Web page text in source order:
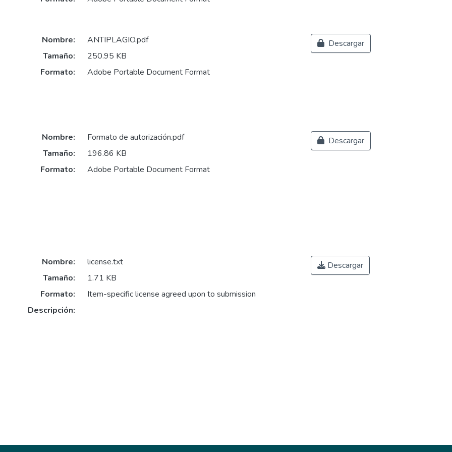
Nombre:
ANTIPLAGIO.pdf
Tamaño:
250.95 KB
Formato:
Adobe Portable Document Format
Descargar
Nombre:
Formato de autorización.pdf
Tamaño:
196.86 KB
Formato:
Adobe Portable Document Format
Descargar
Nombre:
license.txt
Tamaño:
1.71 KB
Formato:
Item-specific license agreed upon to submission
Descripción:
Descargar